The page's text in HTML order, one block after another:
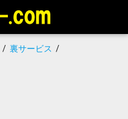
/ 裏サービス /